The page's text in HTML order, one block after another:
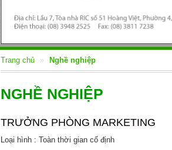
Trang chủ » Nghề nghiệp
NGHỀ NGHIỆP
TRƯỞNG PHÒNG MARKETING
Loại hình : Toàn thời gian cố định